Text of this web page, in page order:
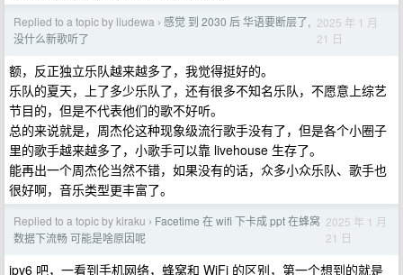
Replied to a topic by liudewa › 感觉 到 2030 后 华语要断层了,
没什么新歌听了
2025 年 1 月
21 日
额，反正独立乐队越来越多了，我觉得挺好的。
乐队的夏天，上了多少乐队了，还有很多不知名乐队，不愿意上综艺
节目的，但是不代表他们的歌不好听。
总的来说就是，周杰伦这种现象级流行歌手没有了，但是各个小圈子
里的歌手越来越多了，小歌手可以靠 livehouse 生存了。
能再出一个周杰伦当然不错，如果没有的话，众多小众乐队、歌手也
很好啊，音乐类型更丰富了。
Replied to a topic by kiraku › Facetime 在 wifi 下卡成 ppt 在蜂窝
数据下流畅 可能是啥原因呢
2025 年 1 月
21 日
ipv6 吧，一看到手机网络，蜂窝和 WiFi 的区别，第一个想到的就是